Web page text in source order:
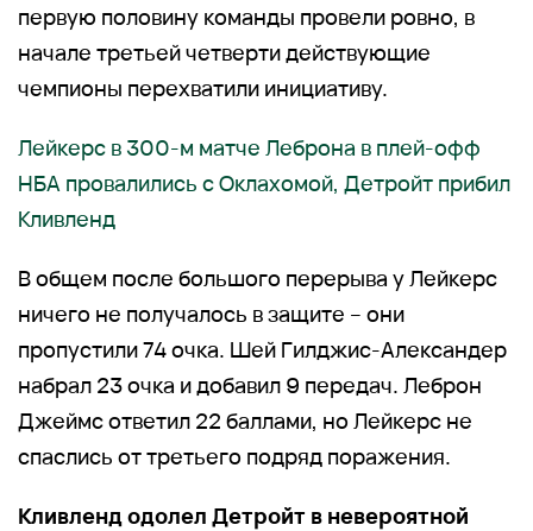
первую половину команды провели ровно, в
начале третьей четверти действующие
чемпионы перехватили инициативу.
Лейкерс в 300-м матче Леброна в плей-офф
НБА провалились с Оклахомой, Детройт прибил
Кливленд
В общем после большого перерыва у Лейкерс
ничего не получалось в защите – они
пропустили 74 очка. Шей Гилджис-Александер
набрал 23 очка и добавил 9 передач. Леброн
Джеймс ответил 22 баллами, но Лейкерс не
спаслись от третьего подряд поражения.
Кливленд одолел Детройт в невероятной